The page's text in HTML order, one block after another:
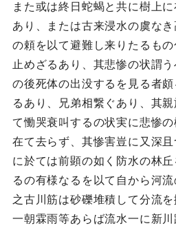
また或は終日蛇蝎と共に樹上
あり、または古来浸水の虞な
の頼を以て避難し来りたるも
止めざるあり、其悲惨の状謂
の後死体の出没するを見る者
るあり、兄弟相繋ぐあり、其
て慟哭衰叫するの状実に悲惨
在て去らず、其惨害豈に又深
に於ては前顕の如く防水の林
るの有様なるを以て自から河
之古川筋は砂礫堆積して分流
一朝霖雨等あらば流水一に新